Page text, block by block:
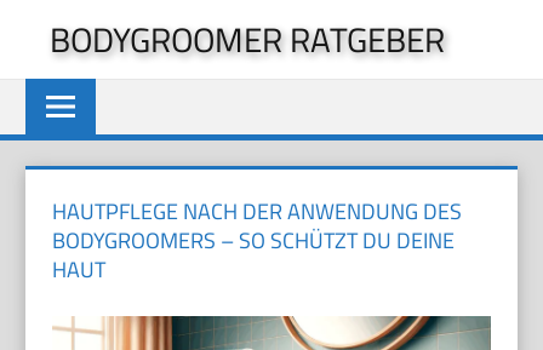
springen
BODYGROOMER RATGEBER
HAUTPFLEGE NACH DER ANWENDUNG DES
BODYGROOMERS – SO SCHÜTZT DU DEINE
HAUT